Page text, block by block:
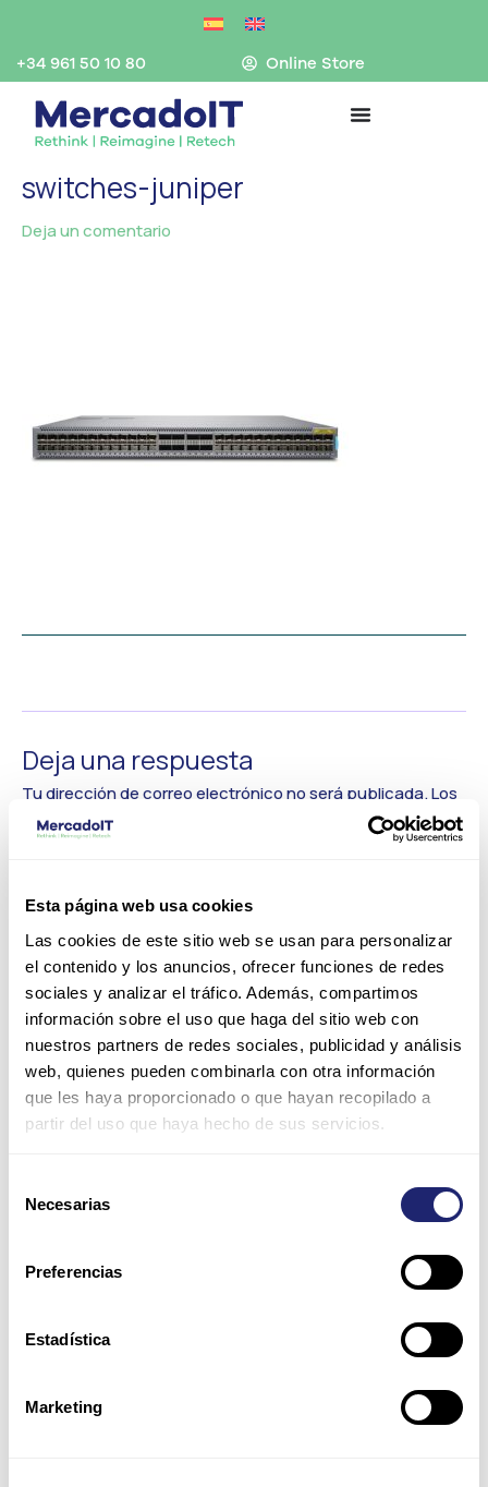
Esta página web usa cookies
Las cookies de este sitio web se usan para personalizar
el contenido y los anuncios, ofrecer funciones de redes
sociales y analizar el tráfico. Además, compartimos
información sobre el uso que haga del sitio web con
nuestros partners de redes sociales, publicidad y análisis
web, quienes pueden combinarla con otra información
que les haya proporcionado o que hayan recopilado a
partir del uso que haya hecho de sus servicios.
Necesarias
Preferencias
Estadística
Marketing
contenido
+34 961 50 10 80 Online Store
switches-juniper
Deja un comentario
Deja una respuesta
Tu dirección de correo electrónico no será publicada.Los
campos obligatorios están marcados con
Guarda mi nombre, correo electrónico y web en este
navegador para la próxima vez que comente.